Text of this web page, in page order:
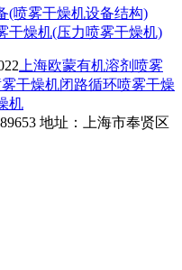
(喷雾干燥机设备结构)
干燥机(压力喷雾干燥机)
上海欧蒙有机溶剂喷雾
干燥机闭路循环喷雾干燥
机
地址：上海市奉贤区